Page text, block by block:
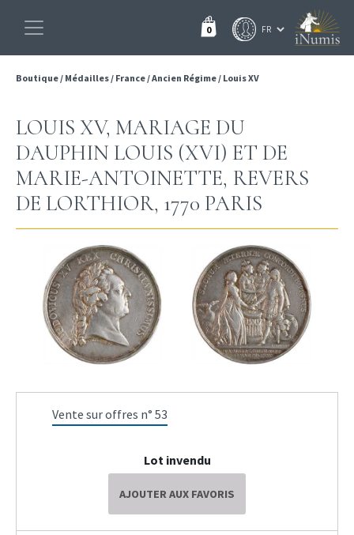
0
Boutique/ Médailles/ France/Ancien Régime/ Louis XV
LOUIS XV, MARIAGE DU
DAUPHIN LOUIS (XVI) ET DE
MARIE-ANTOINETTE, REVERS
DE LORTHIOR, 1770 PARIS
Vente sur offres n° 53
Lot invendu
AJOUTER AUX FAVORIS